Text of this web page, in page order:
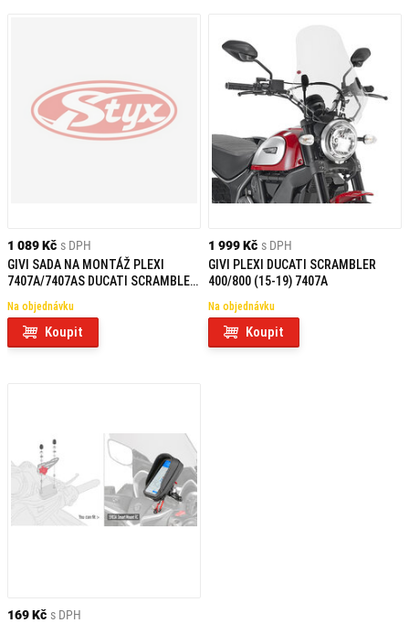
1 089 Kč s DPH
GIVI SADA NA MONTÁŽ PLEXI
7407A/7407AS DUCATI SCRAMBLER
Na objednávku
Koupit
1 999 Kč s DPH
GIVI PLEXI DUCATI SCRAMBLER
400/800 (15-19) 7407A
Na objednávku
Koupit
169 Kč s DPH